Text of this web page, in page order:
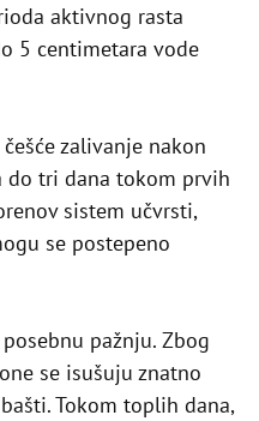
aktivnog rasta
5 centimetara vode
zalivanje nakon
do tri dana tokom prvih
sistem učvrsti,
se postepeno
pažnju. Zbog
se isušuju znatno
Tokom toplih dana,